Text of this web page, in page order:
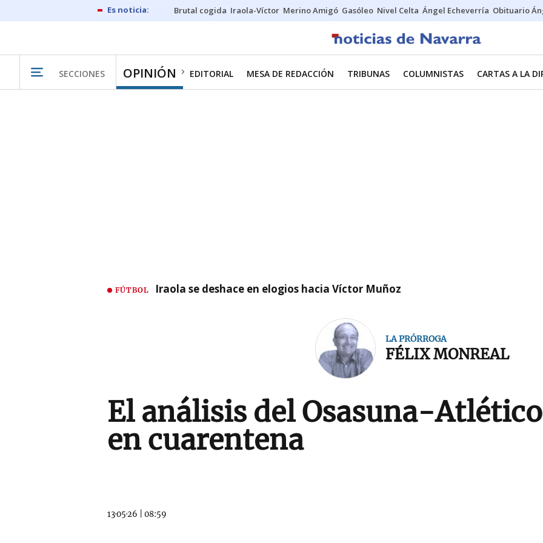
Brutal cogida Iraola-Víctor Merino Amigó Gasóleo Nivel Celta Ángel Echeverría Obituario
SECCIONES OPINIÓN EDITORIAL MESA DE REDACCIÓN TRIBUNAS COLUMNISTAS CARTAS A LA
FÚTBOL Iraola se deshace en elogios hacia Víctor Muñoz
LA PRÓRROGA
FÉLIX MONREAL
El análisis del Osasuna-
en cuarentena
13·05·26 08:59